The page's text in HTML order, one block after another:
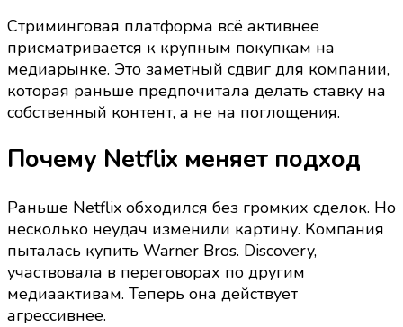
новые
активы:
что
изменилось
в
стримингового
Стриминговая платформа всё активнее
присматривается к крупным покупкам на
медиарынке. Это заметный сдвиг для компании,
которая раньше предпочитала делать ставку на
собственный контент, а не на поглощения.
Почему Netflix меняет подход
Раньше Netflix обходился без громких сделок. Но
несколько неудач изменили картину. Компания
пыталась купить Warner Bros. Discovery,
участвовала в переговорах по другим
медиаактивам. Теперь она действует
агрессивнее.